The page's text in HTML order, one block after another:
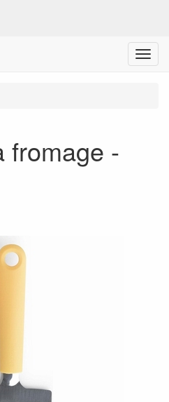
Menu
fromage -